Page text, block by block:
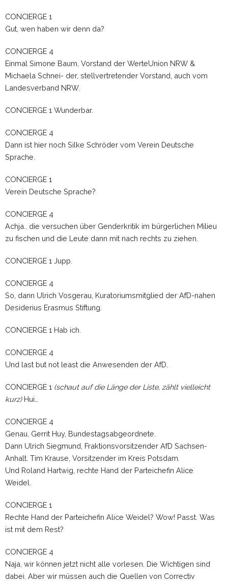
CONCIERGE 1
Gut, wen haben wir denn da?
CONCIERGE 4
Einmal Simone Baum, Vorstand der WerteUnion NRW &
Michaela Schnei- der, stellvertretender Vorstand, auch vom
Landesverband NRW.
CONCIERGE 1 Wunderbar.
CONCIERGE 4
Dann ist hier noch Silke Schröder vom Verein Deutsche
Sprache.
CONCIERGE 1
Verein Deutsche Sprache?
CONCIERGE 4
Achja.. die versuchen über Genderkritik im bürgerlichen Milieu
zu fischen und die Leute dann mit nach rechts zu ziehen.
CONCIERGE 1 Jupp.
CONCIERGE 4
So, dann Ulrich Vosgerau, Kuratoriumsmitglied der AfD-nahen
Desiderius Erasmus Stiftung.
CONCIERGE 1 Hab ich.
CONCIERGE 4
Und last but not least die Anwesenden der AfD.
CONCIERGE 1 (schaut auf die Länge der Liste, zählt vielleicht
kurz) Hui…
CONCIERGE 4
Genau, Gerrit Huy, Bundestagsabgeordnete.
Dann Ulrich Siegmund, Fraktionsvorsitzender AfD Sachsen-
Anhalt. Tim Krause, Vorsitzender im Kreis Potsdam.
Und Roland Hartwig, rechte Hand der Parteichefin Alice
Weidel.
CONCIERGE 1
Rechte Hand der Parteichefin Alice Weidel? Wow! Passt. Was
ist mit dem Rest?
CONCIERGE 4
Naja, wir können jetzt nicht alle vorlesen. Die Wichtigen sind
dabei. Aber wir müssen auch die Quellen von Correctiv